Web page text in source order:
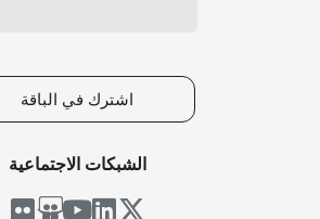
اشترك في الباقة
الشبكات الاجتماعية